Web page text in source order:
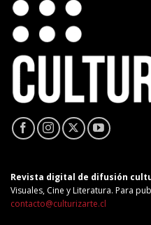
Revista digital de difusión
Visuales, Cine y Literatura. Para
contacto@culturizarte.cl